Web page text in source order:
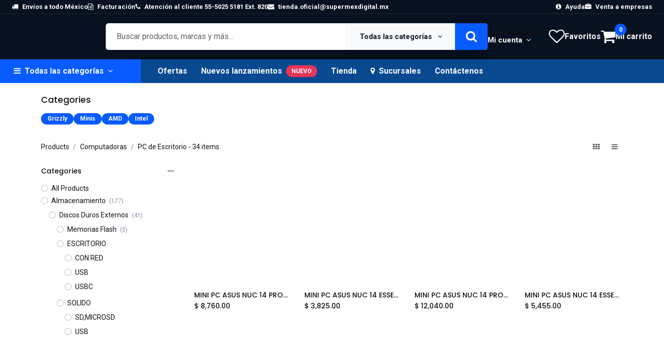
Skip to Content
Envíos a todo México Facturación Atención al cliente 55-5025 5181 Ext. 820 tienda.oficial@supermexdigital.mx Ayuda Venta a empresas
Todas las categorías Mi cuenta Favoritos Mi carrito
0
Todas las categorías Ofertas Nuevos lanzamientos NUEVO Tienda Sucursales Contáctenos
Categories
Grizzly Minis AMD Intel
Products Computadoras PC de Escritorio - 34 items
Categories
All Products
Almacenamiento
(177)
Discos Duros Externos (41)
Memorias Flash (5)
ESCRITORIO
CON RED
USB
USBC
SOLIDO
SD,MICROSD
USB
Add to Cart
MINI PC ASUS NUC 14 PRO INTEL CORE 5U 125H 4.5GHZ RNUC14RVHU500001I SOPORTA 96GB DDR5 HDMI BAREBONE 12M DE GARANTIA
$ 8,760.00
Add to Cart
MINI PC ASUS NUC 14 ESSENTIAL N150 3.6GHZ RNUC14MNK1500001 SOPORTA 16GB DDR5 HDMI BAREBONE 12M DE GARANTIA
$ 3,825.00
Add to Cart
MINI PC ASUS NUC 14 PRO CORE 7U 155H 4.8 GHZ RNUC14RVHU70000UI SOPORTA 96GB DDR5 HDMI BAREBONE 12M DE GARANTIA
$12,040.00
Add to Cart
MINI PC ASUS NUC 14 ESSENTIAL CORE 3 N355 3.9 GHZ RNUC14MNK350000U SOPORTA 16GB DDR5 HDMI BAREBONE 12M DE GARANTIA
$ 5,455.00